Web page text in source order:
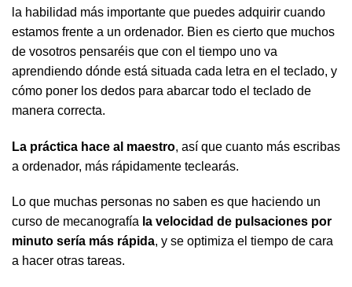
la habilidad más importante que puedes adquirir cuando
estamos frente a un ordenador. Bien es cierto que muchos
de vosotros pensaréis que con el tiempo uno va
aprendiendo dónde está situada cada letra en el teclado, y
cómo poner los dedos para abarcar todo el teclado de
manera correcta.
La práctica hace al maestro, así que cuanto más escribas
a ordenador, más rápidamente teclearás.
Lo que muchas personas no saben es que haciendo un
curso de mecanografía la velocidad de pulsaciones por
minuto sería más rápida, y se optimiza el tiempo de cara
a hacer otras tareas.